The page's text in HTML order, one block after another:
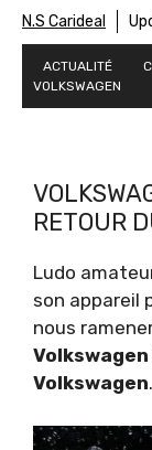
N.S Carideal
ACTUALITÉ
VOLKSWAGEN
RETOUR
Ludo
son appareil
nous
Volkswagen.